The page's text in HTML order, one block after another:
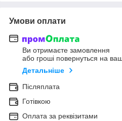
Умови оплати
Ви отримаєте замовлення
або гроші повернуться на
Детальніше
Післяплата
Готівкою
Оплата за реквізитами